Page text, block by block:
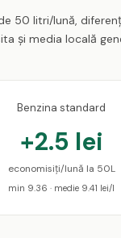
50 litri/lună,
și media locală
Benzina standard
+2.5 lei
economisiți/lună la 50L
min 9.36 · medie 9.41 lei/l